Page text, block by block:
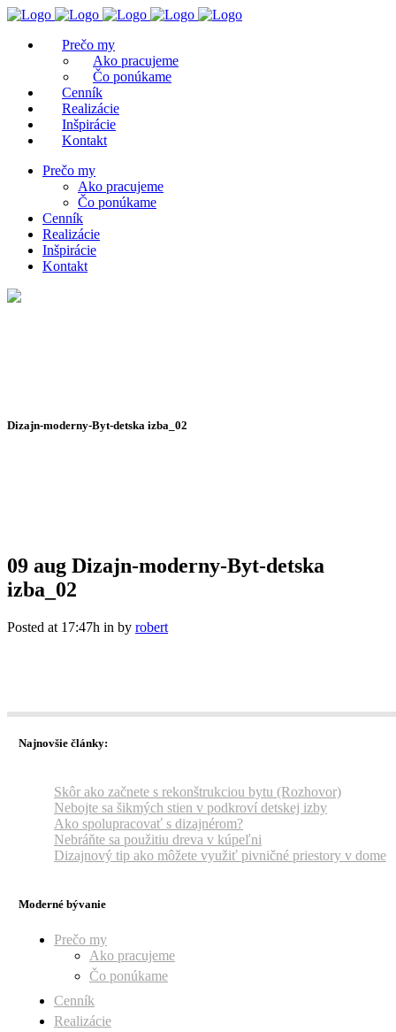
Prečo my
Ako pracujeme
Čo ponúkame
Cenník
Realizácie
Inšpirácie
Kontakt
Prečo my
Ako pracujeme
Čo ponúkame
Cenník
Realizácie
Inšpirácie
Kontakt
Dizajn-moderny-Byt-detska izba_02
09 aug Dizajn-moderny-Byt-detska
izba_02
Posted at 17:47h in by robert
Najnovšie články:
Skôr ako začnete s rekonštrukciou bytu (Rozhovor)
Nebojte sa šikmých stien v podkroví detskej izby
Ako spolupracovať s dizajnérom?
Nebráňte sa použitiu dreva v kúpeľni
Dizajnový tip ako môžete využiť pivničné priestory v dome
Moderné bývanie
Prečo my
Ako pracujeme
Čo ponúkame
Cenník
Realizácie